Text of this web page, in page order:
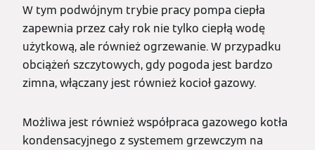
W tym podwójnym trybie pracy pompa ciepła
zapewnia przez cały rok nie tylko ciepłą wodę
użytkową, ale również ogrzewanie. W przypadku
obciążeń szczytowych, gdy pogoda jest bardzo
zimna, włączany jest również kocioł gazowy.
Możliwa jest również współpraca gazowego kotła
kondensacyjnego z systemem grzewczym na